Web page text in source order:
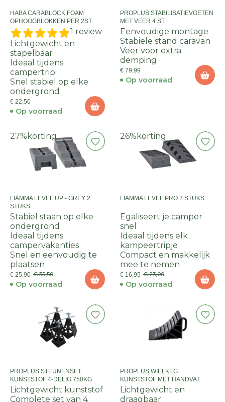
HABA CARABLOCK FOAM
OPHOOGBLOKKEN PER 2ST
1 review
Lichtgewicht en
stapelbaar
Ideaal tijdens
campertrip
Snel stabiel op elke
ondergrond
€ 22,50
Op voorraad
PROPLUS STABILISATIEVOETEN
MET VEER 4 ST
Eenvoudige montage
Stabiele stand caravan
Veer voor extra
demping
€ 79,99
Op voorraad
27% korting
FIAMMA LEVEL UP - GREY 2
STUKS
Stabiel staan op elke
ondergrond
Ideaal tijdens
campervakanties
Snel en eenvoudig te
plaatsen
€ 25,90 € 35,50
Op voorraad
26% korting
FIAMMA LEVEL PRO 2 STUKS
Egaliseert je camper
snel
Ideaal tijdens elk
kampeertripje
Compact en makkelijk
mee te nemen
€ 16,95 € 23,00
Op voorraad
PROPLUS STEUNENSET
KUNSTSTOF 4-DELIG 750KG
Lichtgewicht kunststof
Complete set van 4
PROPLUS WIELKEG
KUNSTSTOF MET HANDVAT
Lichtgewicht en
draagbaar